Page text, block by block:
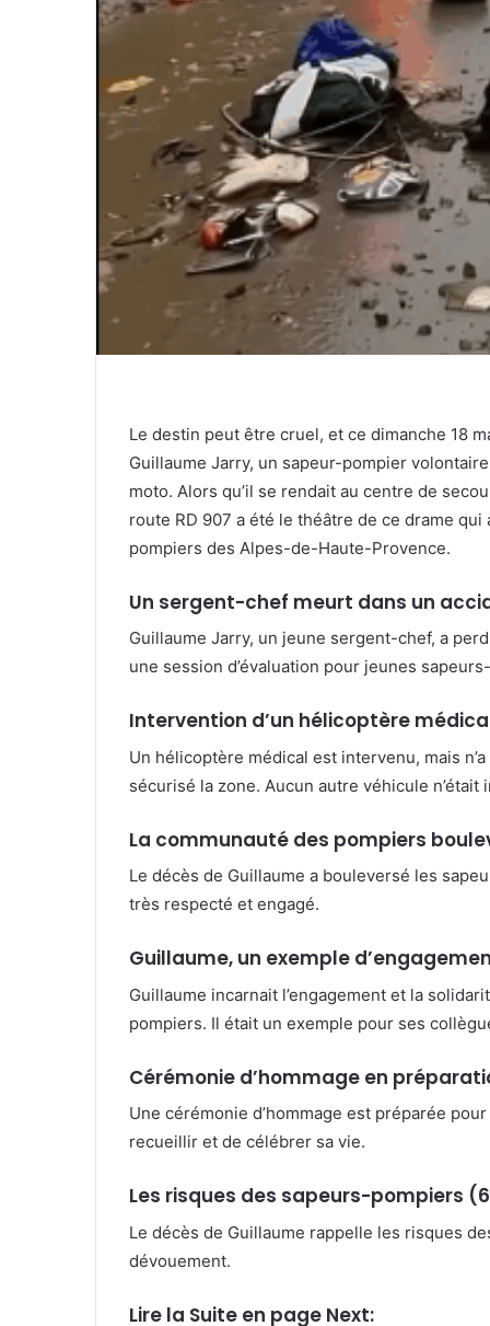
Le destin peut être cruel, et ce dimanche 18
Guillaume Jarry, un sapeur-pompier
moto. Alors qu’il se rendait au centre de
route RD 907 a été le théâtre de ce drame
pompiers des Alpes-de-Haute-Provence.
Un sergent-chef meurt dans un
Guillaume Jarry, un jeune sergent-chef, a
une session d’évaluation pour jeunes
Intervention d’un hélicoptère
Un hélicoptère médical est intervenu, mais
sécurisé la zone. Aucun autre véhicule n’était
La communauté des pompiers
Le décès de Guillaume a bouleversé les
très respecté et engagé.
Guillaume, un exemple
Guillaume incarnait l’engagement et la
pompiers. Il était un exemple pour ses
Cérémonie d’hommage en
Une cérémonie d’hommage est préparée
recueillir et de célébrer sa vie.
Les risques des sapeurs-pompiers
Le décès de Guillaume rappelle les risques
dévouement.
Lire la Suite en page Next: